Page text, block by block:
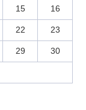
15 16
22 23
29 30